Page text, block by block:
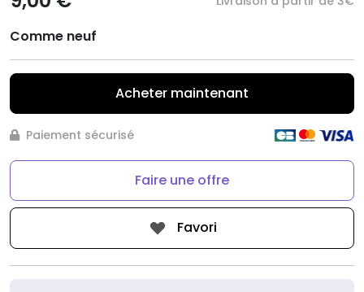
Comme neuf
Acheter maintenant
Paiement sécurisé
Faire une offre
Favori